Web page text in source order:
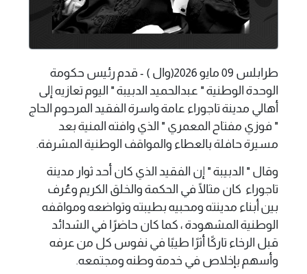
طرابلس 09 مايو 2026(وال ) - قدم رئيس حكومة
الوحدة الوطنية " عبدالحميد الدبيبة " اليوم تعازيه إلى
أهالي مدينة تاجوراء عامة واسرة الفقيد المرحوم الحاج
" فوزي مفتاح المعمري " الذي وافته المنية بعد
مسيرة حافلة بالعطاء والمواقف الوطنية المشرفة.
وقال " الدبيبة " إن الفقيد الذي كان أحد ثوار مدينة
تاجوراء كان مثالًا في الحكمة والخلق الكريم وعُرف
بين أبناء مدينته ومحبيه بطيبته وتواضعه ومواقفه
الوطنية المشهودة ، كما كان حاضرًا في الشدائد
قبل الرخاء تاركًا أثرًا طيبًا في نفوس كل من عرفه
وأسهم بإخلاص في خدمة وطنه ومجتمعه.